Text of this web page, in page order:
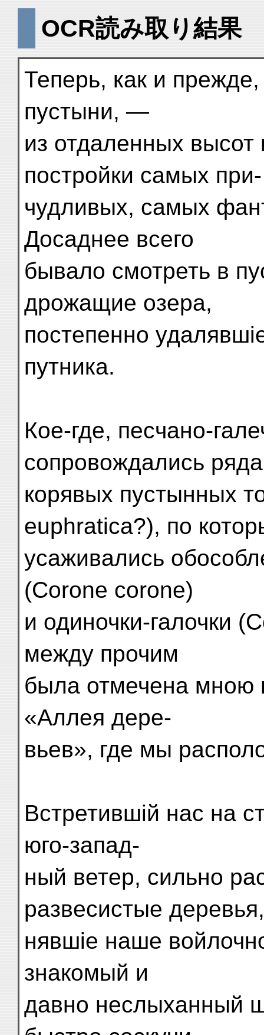
OCR読み取り結果
Теперь, как и
пустыни, —
из отдаленных высот
постройки самых при-
чудливых, самых
Досаднее всего
бывало смотреть в
дрожащие озера,
постепенно
путника.
Кое-где, песчано-
сопровождались
корявых пустынных
euphratica?), по
усаживались
(Corone corone)
и одиночки-галочки
между прочим
была отмечена мною
«Аллея дере-
вьев», где мы
Встретившій нас на
юго-запад-
ный ветер, сильно
развесистые
нявшіе наше
знакомый и
давно неслыханный